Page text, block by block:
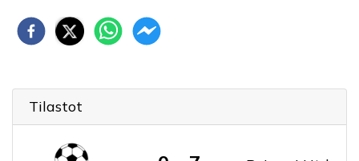
Tilastot